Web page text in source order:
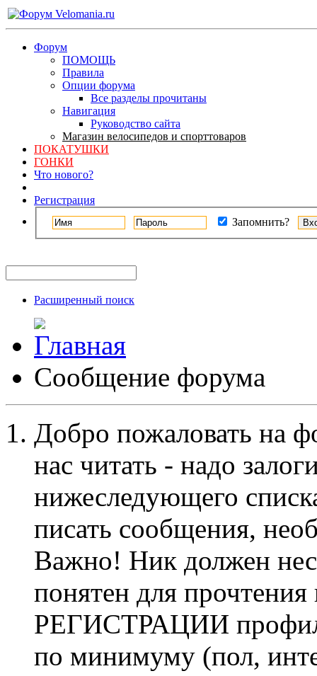
Форум
ПОМОЩЬ
Правила
Опции форума
Все разделы прочитаны
Навигация
Руководство сайта
Магазин велосипедов и спорттоваров
ПОКАТУШКИ
ГОНКИ
Что нового?
Регистрация
Запомнить?
Расширенный поиск
Сообщение форума
Добро пожаловать на
нас читать - надо
нижеследующего
писать сообщения,
Важно! Ник должен
понятен для
РЕГИСТРАЦИИ профиль
по минимуму (пол,